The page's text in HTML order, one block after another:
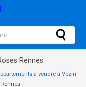
Rennes
à vendre à Vezin-
Rennes